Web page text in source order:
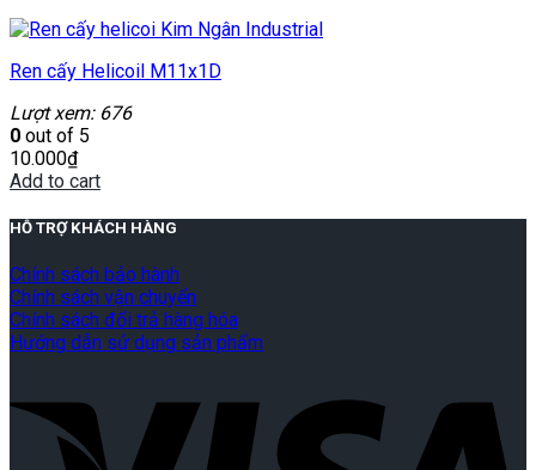
Ren cấy Helicoil M11x1D
Lượt xem: 676
0 out of 5
10.000₫
Add to cart
HỖ TRỢ KHÁCH HÀNG
Chính sách bảo hành
Chính sách vận chuyển
Chính sách đổi trả hàng hóa
Hướng dẫn sử dụng sản phẩm